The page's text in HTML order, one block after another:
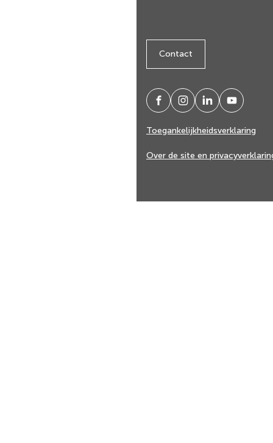
Contact
/gemeenteede
(Verwijst
een
externe
gemeenteede
(Verwijst
een
externe
gemeente-
(Verwijst
een
externe
(Verwijst
een
externe
Toegankelijkheidsverklaring
Over de site en